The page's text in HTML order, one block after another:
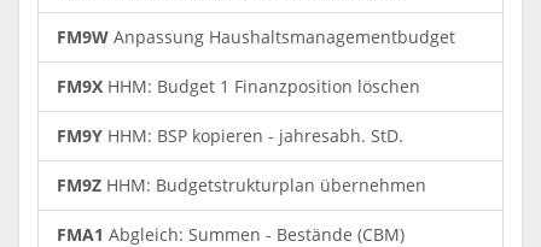
FM9W Anpassung Haushaltsmanagementbudget
FM9X HHM: Budget 1 Finanzposition löschen
FM9Y HHM: BSP kopieren - jahresabh. StD.
FM9Z HHM: Budgetstrukturplan übernehmen
FMA1 Abgleich: Summen - Bestände (CBM)